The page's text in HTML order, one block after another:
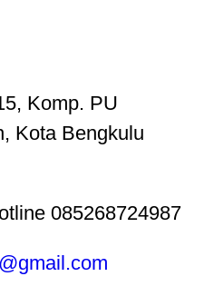
Komp. PU
Kota Bengkulu
085268724987